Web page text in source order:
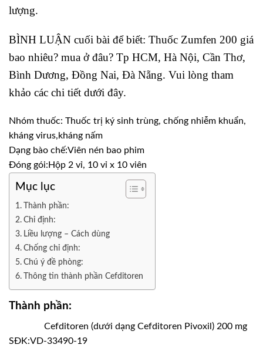
lượng.
BÌNH LUẬN cuối bài để biết: Thuốc Zumfen 200 giá
bao nhiêu? mua ở đâu? Tp HCM, Hà Nội, Cần Thơ,
Bình Dương, Đồng Nai, Đà Nẵng. Vui lòng tham
khảo các chi tiết dưới đây.
Nhóm thuốc: Thuốc trị ký sinh trùng, chống nhiễm khuẩn,
kháng virus,kháng nấm
Dạng bào chế:Viên nén bao phim
Đóng gói: Hộp 2 vỉ, 10 vỉ x 10 viên
Mục lục
Thành phần:
Chỉ định:
Liều lượng – Cách dùng
Chống chỉ định:
Chú ý đề phòng:
Thông tin thành phần Cefditoren
Thành phần:
Cefditoren (dưới dạng Cefditoren Pivoxil) 200 mg
SĐK:VD-33490-19